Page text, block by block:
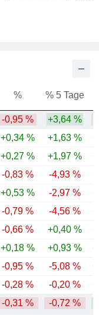
% % 5 Tage
-0,95 % +3,64 %
+0,34 % +1,63 %
+0,27 % +1,97 %
-0,83 % -4,93 %
+0,53 % -2,97 %
-0,79 % -4,56 %
-0,66 % +0,40 %
+0,18 % +0,93 %
-0,95 % -5,08 %
-0,28 % -0,20 %
-0,31 % -0,72 %